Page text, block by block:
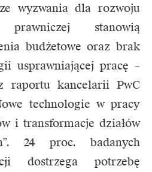
wyzwania dla rozwoju
stanowią
budżetowe oraz brak
usprawniającej pracę –
raportu kancelarii PwC
technologie w pracy
i transformacje działów
24 proc. badanych
dostrzega potrzebę